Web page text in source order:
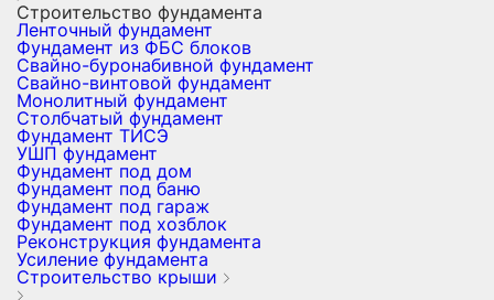
Строительство фундамента
Ленточный фундамент
Фундамент из ФБС блоков
Свайно-буронабивной фундамент
Свайно-винтовой фундамент
Монолитный фундамент
Столбчатый фундамент
Фундамент ТИСЭ
УШП фундамент
Фундамент под дом
Фундамент под баню
Фундамент под гараж
Фундамент под хозблок
Реконструкция фундамента
Усиление фундамента
Строительство крыши